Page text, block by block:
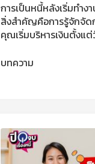
การเป็นหนี้หลังเริ่มทำง
สิ่งสำคัญคือการรู้จักจัด
คุณเริ่มบริหารเงินตั้งแ
ได้อย่างมั่นคงมากขึ้น ล
บทความ